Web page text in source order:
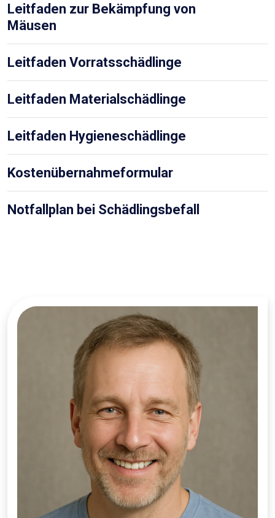
Leitfaden zur Bekämpfung von
Mäusen
Leitfaden Vorratsschädlinge
Leitfaden Materialschädlinge
Leitfaden Hygieneschädlinge
Kostenübernahmeformular
Notfallplan bei Schädlingsbefall